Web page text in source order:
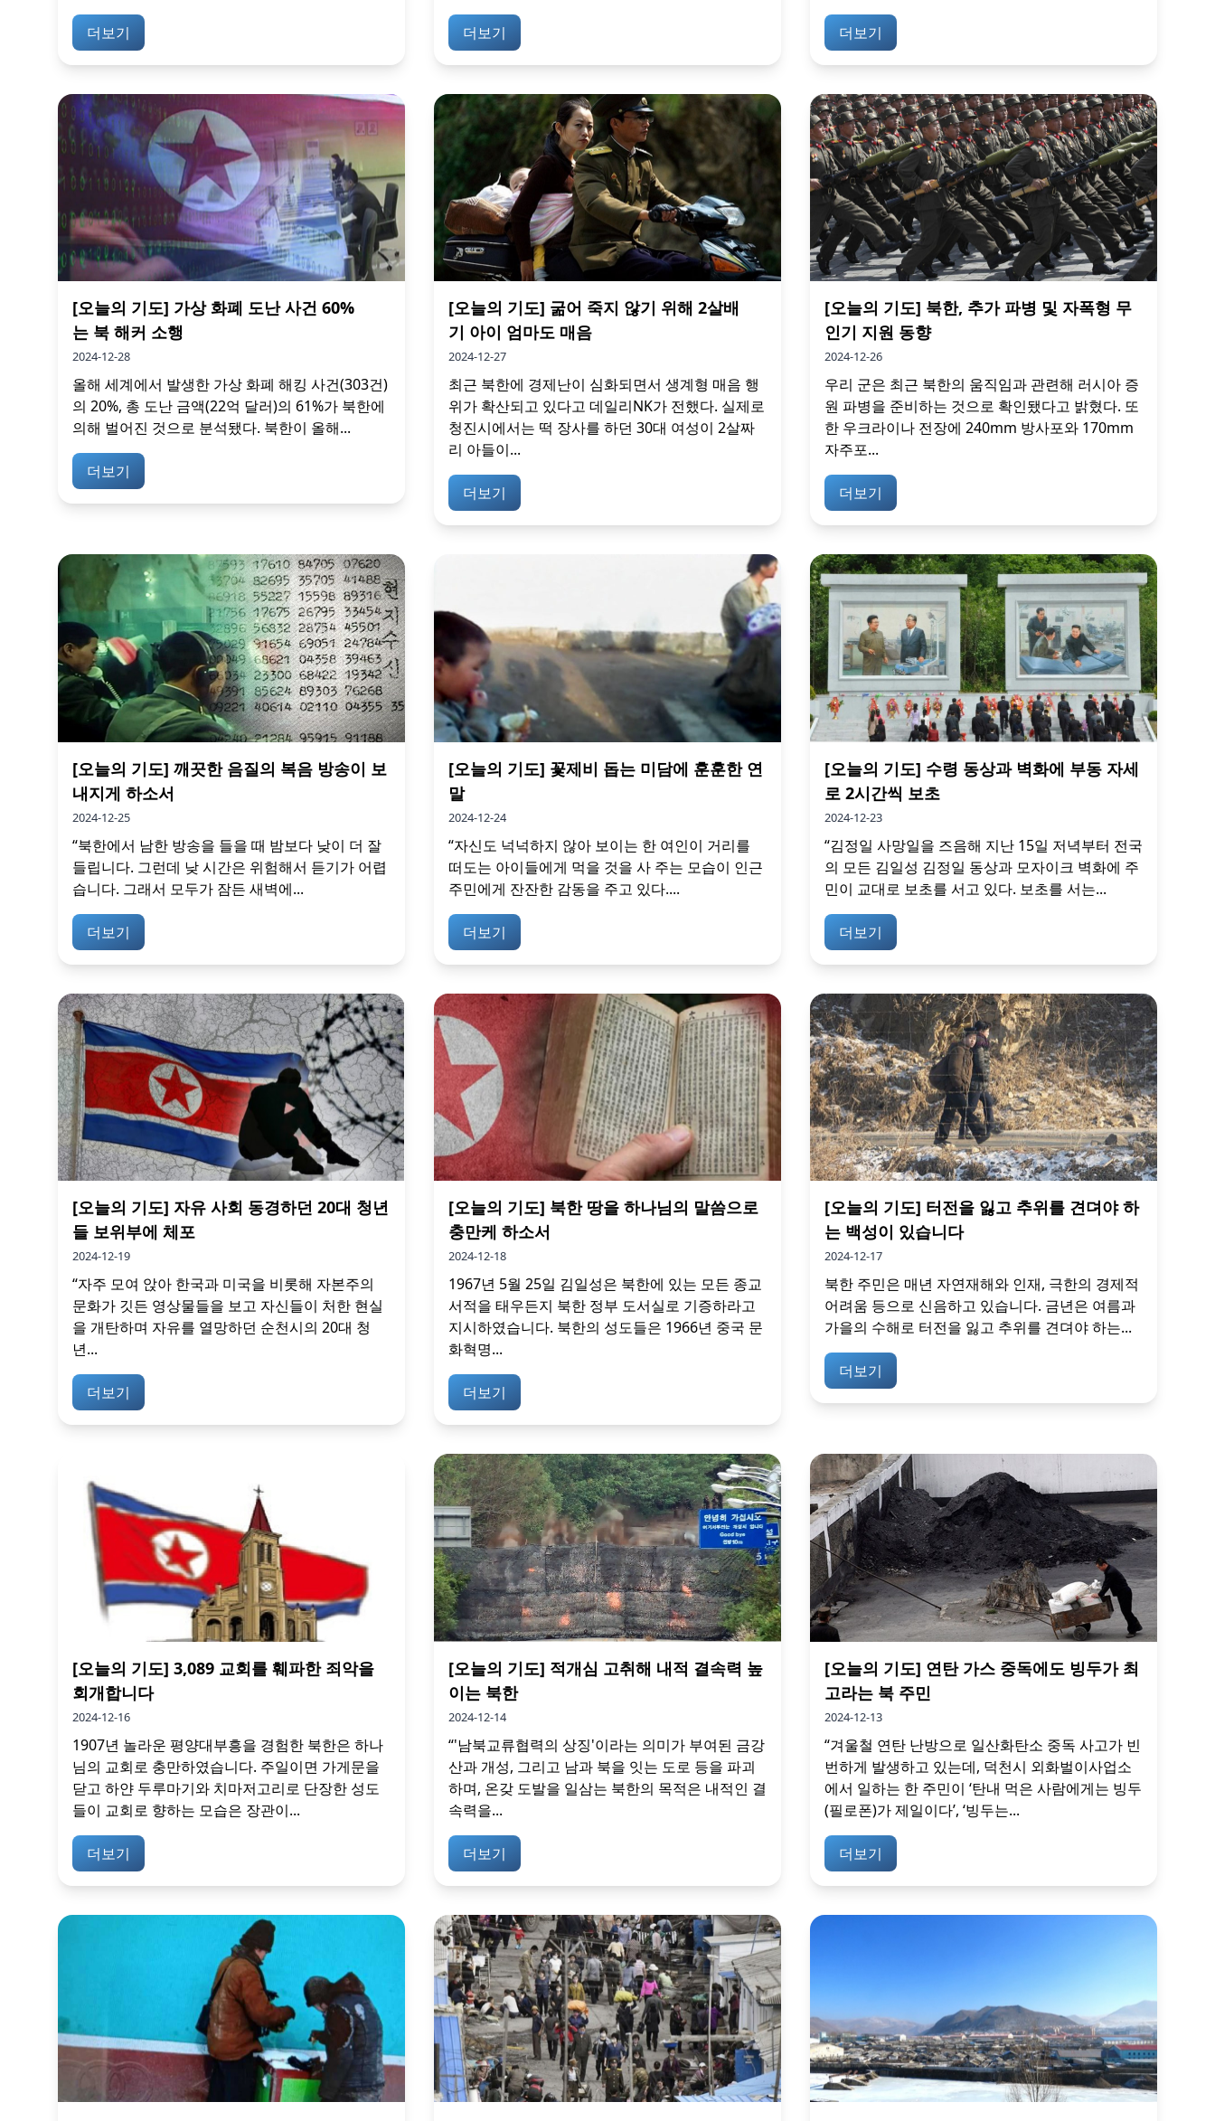
더보기 더보기 더보기
[오늘의 기도] 가상 화폐 도난 사건 60%
는 북 해커 소행
2024-12-28
올해 세계에서 발생한 가상 화폐 해킹 사건(303건)
의 20%, 총 도난 금액(22억 달러)의 61%가 북한에
의해 벌어진 것으로 분석됐다. 북한이 올해...
더보기
[오늘의 기도] 굶어 죽지 않기 위해 2살배
기 아이 엄마도 매음
2024-12-27
최근 북한에 경제난이 심화되면서 생계형 매음 행
위가 확산되고 있다고 데일리NK가 전했다. 실제로
청진시에서는 떡 장사를 하던 30대 여성이 2살짜
리 아들이...
더보기
[오늘의 기도] 북한, 추가 파병 및 자폭형 무
인기 지원 동향
2024-12-26
우리 군은 최근 북한의 움직임과 관련해 러시아 증
원 파병을 준비하는 것으로 확인됐다고 밝혔다. 또
한 우크라이나 전장에 240mm 방사포와 170mm
자주포...
더보기
[오늘의 기도] 깨끗한 음질의 복음 방송이 보
내지게 하소서
2024-12-25
“북한에서 남한 방송을 들을 때 밤보다 낮이 더 잘
들립니다. 그런데 낮 시간은 위험해서 듣기가 어렵
습니다. 그래서 모두가 잠든 새벽에...
더보기
[오늘의 기도] 꽃제비 돕는 미담에 훈훈한 연
말
2024-12-24
“자신도 넉넉하지 않아 보이는 한 여인이 거리를
떠도는 아이들에게 먹을 것을 사 주는 모습이 인근
주민에게 잔잔한 감동을 주고 있다....
더보기
[오늘의 기도] 수령 동상과 벽화에 부동 자세
로 2시간씩 보초
2024-12-23
“김정일 사망일을 즈음해 지난 15일 저녁부터 전국
의 모든 김일성 김정일 동상과 모자이크 벽화에 주
민이 교대로 보초를 서고 있다. 보초를 서는...
더보기
[오늘의 기도] 자유 사회 동경하던 20대 청년
들 보위부에 체포
2024-12-19
“자주 모여 앉아 한국과 미국을 비롯해 자본주의
문화가 깃든 영상물들을 보고 자신들이 처한 현실
을 개탄하며 자유를 열망하던 순천시의 20대 청
년...
더보기
[오늘의 기도] 북한 땅을 하나님의 말씀으로
충만케 하소서
2024-12-18
1967년 5월 25일 김일성은 북한에 있는 모든 종교
서적을 태우든지 북한 정부 도서실로 기증하라고
지시하였습니다. 북한의 성도들은 1966년 중국 문
화혁명...
더보기
[오늘의 기도] 터전을 잃고 추위를 견뎌야 하
는 백성이 있습니다
2024-12-17
북한 주민은 매년 자연재해와 인재, 극한의 경제적
어려움 등으로 신음하고 있습니다. 금년은 여름과
가을의 수해로 터전을 잃고 추위를 견뎌야 하는...
더보기
[오늘의 기도] 3,089 교회를 훼파한 죄악을
회개합니다
2024-12-16
1907년 놀라운 평양대부흥을 경험한 북한은 하나
님의 교회로 충만하였습니다. 주일이면 가게문을
닫고 하얀 두루마기와 치마저고리로 단장한 성도
들이 교회로 향하는 모습은 장관이...
더보기
[오늘의 기도] 적개심 고취해 내적 결속력 높
이는 북한
2024-12-14
“'남북교류협력의 상징'이라는 의미가 부여된 금강
산과 개성, 그리고 남과 북을 잇는 도로 등을 파괴
하며, 온갖 도발을 일삼는 북한의 목적은 내적인 결
속력을...
더보기
[오늘의 기도] 연탄 가스 중독에도 빙두가 최
고라는 북 주민
2024-12-13
“겨울철 연탄 난방으로 일산화탄소 중독 사고가 빈
번하게 발생하고 있는데, 덕천시 외화벌이사업소
에서 일하는 한 주민이 ‘탄내 먹은 사람에게는 빙두
(필로폰)가 제일이다’, ‘빙두는...
더보기